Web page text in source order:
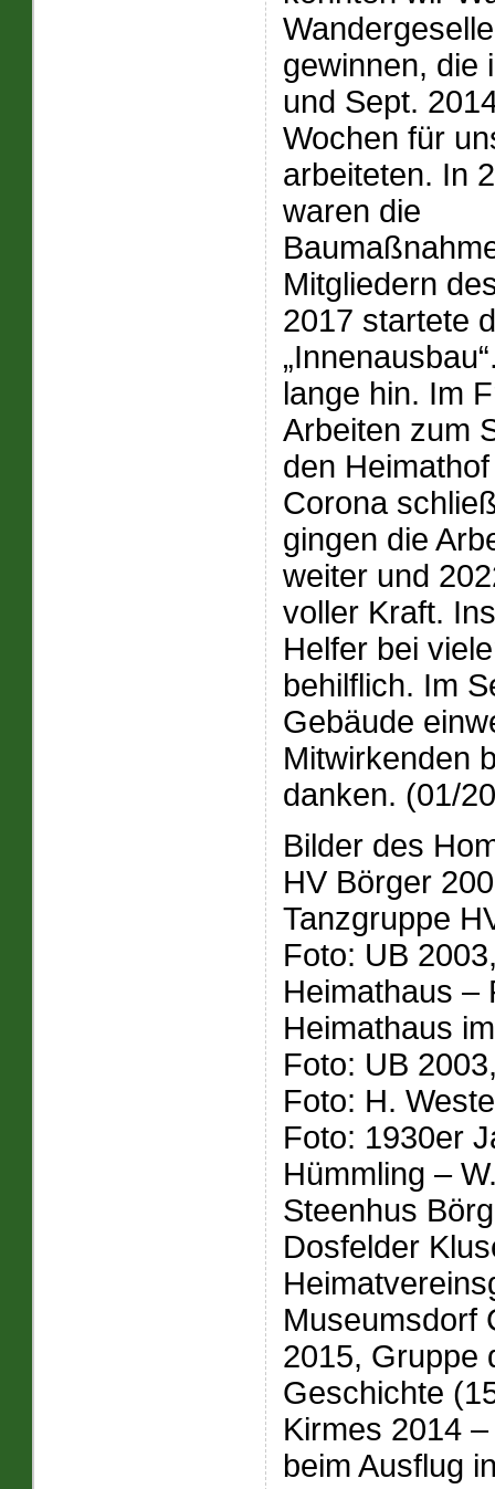
gewinnen, die
und Sept.
Wochen für
arbeiteten. In
waren die
Mitgliedern
2017 startete
lange hin. Im
Arbeiten zum
den
Corona
gingen die
weiter und
voller Kraft.
Helfer bei
behilflich. Im
Gebäude
Mitwirkenden
danken. (01/
Bilder des
HV Börger
Tanzgruppe
Foto: UB
Heimathaus –
Heimathaus
Foto: UB
Foto: H.
Foto: 1930er
Hümmling –
Steenhus
Dosfelder
Museumsdorf
2015, Gruppe
Geschichte
Kirmes 2014
beim Ausflug